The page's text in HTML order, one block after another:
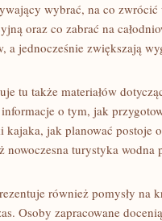
wybrać, na co
oraz co zabrać na
a jednocześnie zwiększają
tu także materiałów
o tym, jak
jak planować postoje
nowoczesna turystyka
również pomysły
Osoby zapracowane